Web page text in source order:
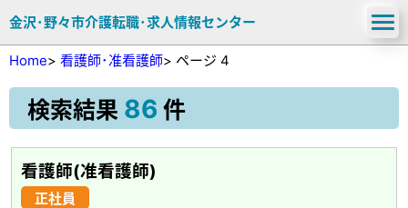
金沢･野々市介護転職･求人情報センター
Home> 看護師･准看護師> ページ 4
検索結果 86 件
看護師(准看護師)
正社員